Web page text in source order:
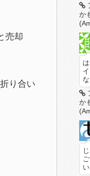
売却
り合い
か
か